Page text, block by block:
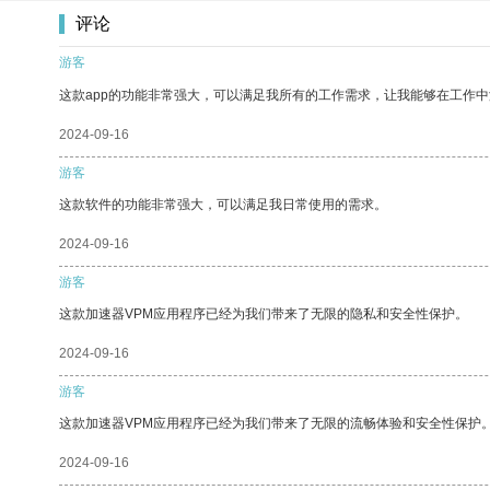
评论
游客
这款app的功能非常强大，可以满足我所有的工作需求，让我能够在工作中
2024-09-16
游客
这款软件的功能非常强大，可以满足我日常使用的需求。
2024-09-16
游客
这款加速器VPM应用程序已经为我们带来了无限的隐私和安全性保护。
2024-09-16
游客
这款加速器VPM应用程序已经为我们带来了无限的流畅体验和安全性保护。
2024-09-16